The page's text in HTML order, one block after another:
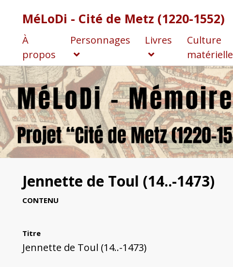
MéLoDi - Cité de Metz (1220-1552)
À
propos
Personnages Livres
Culture
matérielle
Jennette de Toul (14..-1473)
CONTENU
Titre
Jennette de Toul (14..-1473)